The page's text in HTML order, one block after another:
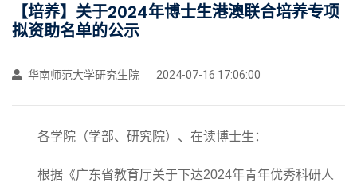
【培养】关于2024年博士生港澳联合培养专项
拟资助名单的公示
华南师范大学研究生院 2024-07-16 17:06:00
各学院（学部、研究院）、在读博士生：
根据《广东省教育厅关于下达2024年青年优秀科研人